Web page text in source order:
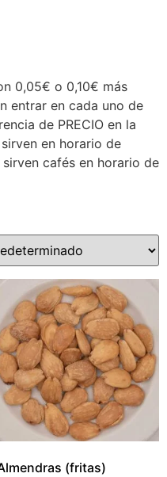
0,05€ o 0,10€ más
entrar en cada uno de
de PRECIO en la
sirven en horario de
cafés en horario de
(fritas)